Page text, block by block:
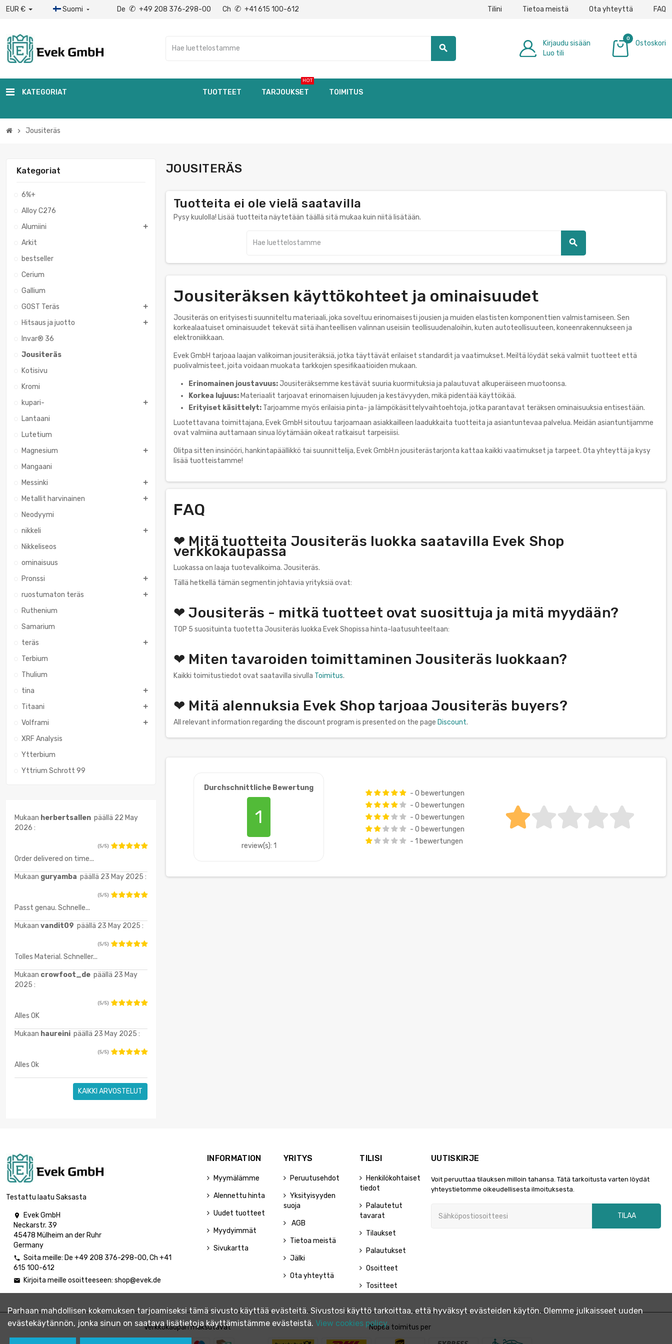
EUR € Suomi  De ✆ +49 208 376-298-00 Ch ✆ +41 615 100-612 Tilini Tietoa meistä Ota yhteyttä FAQ
search
Kirjaudu sisään
Luo tili
0
Ostoskori
KATEGORIAT TUOTTEET TARJOUKSET
HOT
TOIMITUS
chevron_right Jousiteräs
Kategoriat
6%+
Alloy C276
Alumiini
Arkit
bestseller
Cerium
Gallium
GOST Teräs
Hitsaus ja juotto
Invar® 36
Jousiteräs
Kotisivu
Kromi
kupari-
Lantaani
Lutetium
Magnesium
Mangaani
Messinki
Metallit harvinainen
Neodyymi
nikkeli
Nikkeliseos
ominaisuus
Pronssi
ruostumaton teräs
Ruthenium
Samarium
teräs
Terbium
Thulium
tina
Titaani
Volframi
XRF Analysis
Ytterbium
Yttrium Schrott 99
Mukaan herbertsallen päällä 22 May
2026 :
(5/5)
Order delivered on time...
Mukaan guryamba päällä 23 May 2025 :
(5/5)
Passt genau. Schnelle...
Mukaan vandit09 päällä 23 May 2025 :
(5/5)
Tolles Material. Schneller...
Mukaan crowfoot_de päällä 23 May
2025 :
(5/5)
Alles OK
Mukaan haureini päällä 23 May 2025 :
(5/5)
Alles Ok
KAIKKI ARVOSTELUT
JOUSITERÄS
Tuotteita ei ole vielä saatavilla
Pysy kuulolla! Lisää tuotteita näytetään täällä sitä mukaa kuin niitä lisätään.
search
Jousiteräksen käyttökohteet ja ominaisuudet
Jousiteräs on erityisesti suunniteltu materiaali, joka soveltuu erinomaisesti jousien ja muiden elastisten komponenttien valmistamiseen. Sen
korkealaatuiset ominaisuudet tekevät siitä ihanteellisen valinnan useisiin teollisuudenaloihin, kuten autoteollisuuteen, koneenrakennukseen ja
elektroniikkaan.
Evek GmbH tarjoaa laajan valikoiman jousiteräksiä, jotka täyttävät erilaiset standardit ja vaatimukset. Meiltä löydät sekä valmiit tuotteet että
puolivalmisteet, joita voidaan muokata tarkkojen spesifikaatioiden mukaan.
Erinomainen joustavuus:Jousiteräksemme kestävät suuria kuormituksia ja palautuvat alkuperäiseen muotoonsa.
Korkea lujuus: Materiaalit tarjoavat erinomaisen lujuuden ja kestävyyden, mikä pidentää käyttöikää.
Erityiset käsittelyt: Tarjoamme myös erilaisia pinta- ja lämpökäsittelyvaihtoehtoja, jotka parantavat teräksen ominaisuuksia entisestään.
Luotettavana toimittajana, Evek GmbH sitoutuu tarjoamaan asiakkailleen laadukkaita tuotteita ja asiantuntevaa palvelua. Meidän asiantuntijamme
ovat valmiina auttamaan sinua löytämään oikeat ratkaisut tarpeisiisi.
Olitpa sitten insinööri, hankintapäällikkö tai suunnittelija, Evek GmbH:n jousiterästarjonta kattaa kaikki vaatimukset ja tarpeet. Ota yhteyttä ja kysy
lisää tuotteistamme!
FAQ
❤ Mitä tuotteita Jousiteräs luokka saatavilla Evek Shop
verkkokaupassa
Luokassa on laaja tuotevalikoima. Jousiteräs.
Tällä hetkellä tämän segmentin johtavia yrityksiä ovat:
❤ Jousiteräs - mitkä tuotteet ovat suosittuja ja mitä myydään?
TOP 5 suosituinta tuotetta Jousiteräs luokka Evek Shopissa hinta-laatusuhteeltaan:
❤ Miten tavaroiden toimittaminen Jousiteräs luokkaan?
Kaikki toimitustiedot ovat saatavilla sivulla Toimitus.
❤ Mitä alennuksia Evek Shop tarjoaa Jousiteräs buyers?
All relevant information regarding the discount program is presented on the page Discount.
Durchschnittliche Bewertung
1
review(s): 1
- 0 bewertungen
- 0 bewertungen
- 0 bewertungen
- 0 bewertungen
- 1 bewertungen
Testattu laatu Saksasta

Evek GmbH
Neckarstr. 39
45478 Mülheim an der Ruhr
Germany
 Soita meille: De +49 208 376-298-00, Ch +41
615 100-612
 Kirjoita meille osoitteeseen: shop@evek.de
INFORMATION
Myymälämme
Alennettu hinta
Uudet tuotteet
Myydyimmät
Sivukartta
YRITYS
Peruutusehdot
Yksityisyyden
suoja
AGB
Tietoa meistä
Jälki
Ota yhteyttä
TILISI
Henkilökohtaiset
tiedot
Palautetut
tavarat
Tilaukset
Palautukset
Osoitteet
Tositteet
UUTISKIRJE
Voit peruuttaa tilauksen milloin tahansa. Tätä tarkoitusta varten löydät
yhteystietomme oikeudellisesta ilmoituksesta.
TILAA
Verkkokaupan maksutavat Nopea toimitus per
Parhaan mahdollisen kokemuksen tarjoamiseksi tämä sivusto käyttää evästeitä. Sivustosi käyttö tarkoittaa, että hyväksyt evästeiden käytön. Olemme julkaisseet uuden
evästekäytännön, jonka sinun on saatava lisätietoja käyttämistämme evästeistä. View cookies policy.